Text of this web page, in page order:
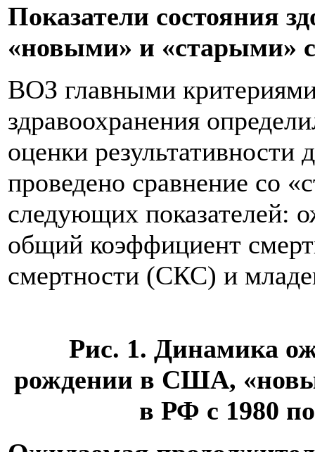
Показатели состояния
«новыми» и «старыми»
ВОЗ главными критериями
здравоохранения
оценки
проведено сравнение со
следующих показателей:
общий коэффициент
смертности (СКС) и
Рис. 1. Динамика
рождении в США,
в РФ с 1980